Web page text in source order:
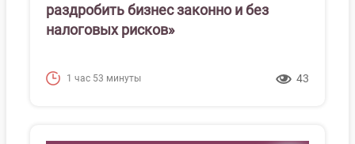
раздробить бизнес законно и без
налоговых рисков»
1 час 53 минуты 43